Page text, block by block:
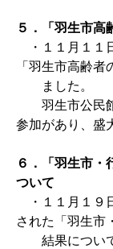
５．「羽生市高
・１１月１１
「羽生市高齢
ました。
羽生市公民館
参加があり、盛
６．「羽生市・
ついて
・１１月１９
された「羽生市
結果について